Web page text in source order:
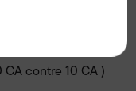
30% qu'une
contre 10 CA )